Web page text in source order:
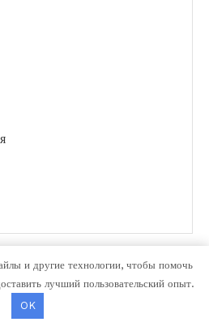
Magazine от
и другие технологии, чтобы помочь
лучший пользовательский опыт.
OK